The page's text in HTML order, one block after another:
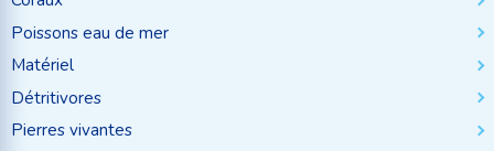
Poissons eau de mer
Matériel
Détritivores
Pierres vivantes